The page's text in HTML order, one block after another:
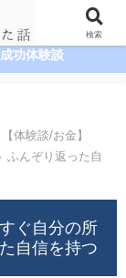
の達人まとめ
成功体験談
【体験談/お金】
ふんぞり返った自
ぐ自分の所
自信を持つ
検索